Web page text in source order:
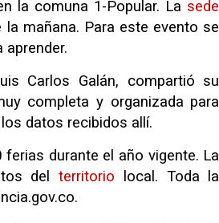
la comuna 1-Popular. La sede
la mañana. Para este evento se
aprender.
Carlos Galán, compartió su
completa y organizada para
datos recibidos allí.
durante el año vigente. La
delterritorio local . Toda la
.